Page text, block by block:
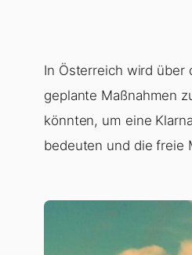
In Österreich wird über
geplante Maßnahmen
könnten, um eine
bedeuten und die freie